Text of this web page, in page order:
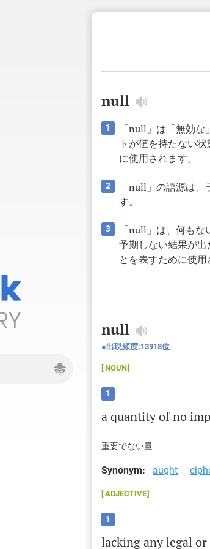
null
1
「null」は「無効
トが値を持たない
に使用されます。
2
「null」の語源は
す。
3
「null」は、何も
予期しない結果が
とを表すために使
null
出現頻度:13918位
NOUN
1
aquantityofno
重要でない量
Synonym: aught
ADJECTIVE
1
lackinganylegalor